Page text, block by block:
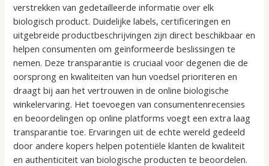
verstrekken van gedetailleerde informatie over elk
biologisch product. Duidelijke labels, certificeringen en
uitgebreide productbeschrijvingen zijn direct beschikbaar en
helpen consumenten om geïnformeerde beslissingen te
nemen. Deze transparantie is cruciaal voor degenen die de
oorsprong en kwaliteiten van hun voedsel prioriteren en
draagt bij aan het vertrouwen in de online biologische
winkelervaring. Het toevoegen van consumentenrecensies
en beoordelingen op online platforms voegt een extra laag
transparantie toe. Ervaringen uit de echte wereld gedeeld
door andere kopers helpen potentiële klanten de kwaliteit
en authenticiteit van biologische producten te beoordelen.